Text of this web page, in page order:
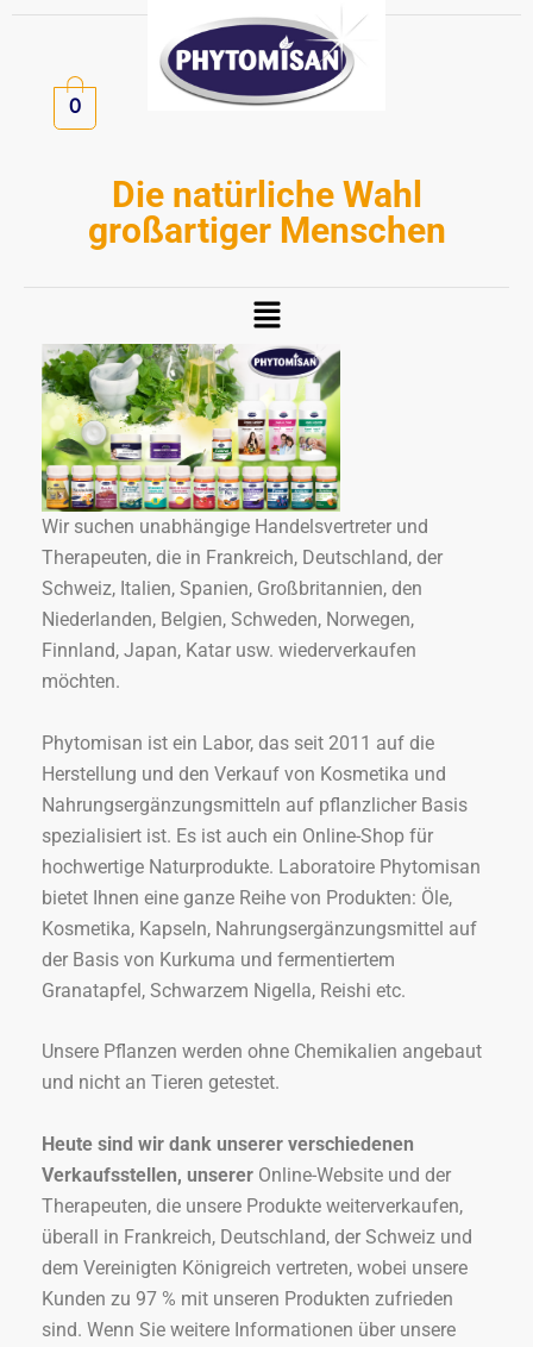
Zum
springen
0
Die natürliche Wahl
großartiger Menschen
Menü
Wir suchen unabhängige Handelsvertreter und
Therapeuten, die in Frankreich, Deutschland, der
Schweiz, Italien, Spanien, Großbritannien, den
Niederlanden, Belgien, Schweden, Norwegen,
Finnland, Japan, Katar usw. wiederverkaufen
möchten.
Phytomisan ist ein Labor, das seit 2011 auf die
Herstellung und den Verkauf von Kosmetika und
Nahrungsergänzungsmitteln auf pflanzlicher Basis
spezialisiert ist. Es ist auch ein Online-Shop für
hochwertige Naturprodukte. Laboratoire Phytomisan
bietet Ihnen eine ganze Reihe von Produkten: Öle,
Kosmetika, Kapseln, Nahrungsergänzungsmittel auf
der Basis von Kurkuma und fermentiertem
Granatapfel, Schwarzem Nigella, Reishi etc.
Unsere Pflanzen werden ohne Chemikalien angebaut
und nicht an Tieren getestet.
Heute sind wir dank unserer verschiedenen
Verkaufsstellen, unserer Online-Website und der
Therapeuten, die unsere Produkte weiterverkaufen,
überall in Frankreich, Deutschland, der Schweiz und
dem Vereinigten Königreich vertreten, wobei unsere
Kunden zu 97 % mit unseren Produkten zufrieden
sind. Wenn Sie weitere Informationen über unsere